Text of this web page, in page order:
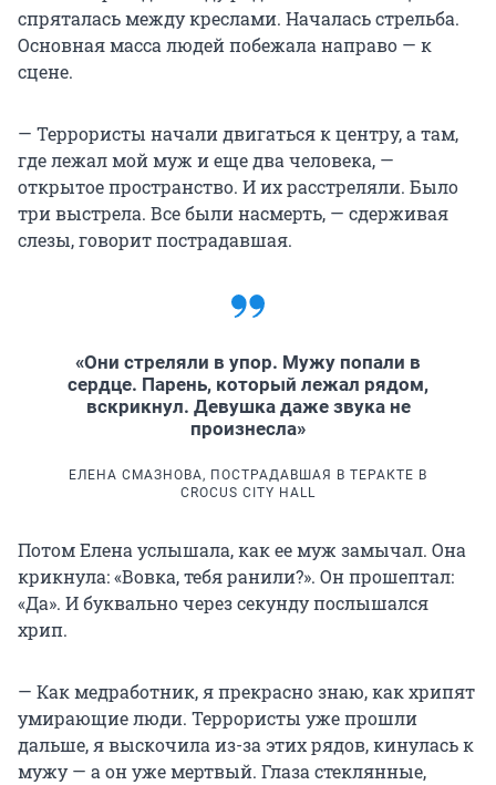
спряталась между креслами. Началась стрельба.
Основная масса людей побежала направо — к
сцене.
— Террористы начали двигаться к центру, а там,
где лежал мой муж и еще два человека, —
открытое пространство. И их расстреляли. Было
три выстрела. Все были насмерть, — сдерживая
слезы, говорит пострадавшая.
«Они стреляли в упор. Мужу попали в
сердце. Парень, который лежал рядом,
вскрикнул. Девушка даже звука не
произнесла»
ЕЛЕНА СМАЗНОВА, ПОСТРАДАВШАЯ В ТЕРАКТЕ В
CROCUS CITY HALL
Потом Елена услышала, как ее муж замычал. Она
крикнула: «Вовка, тебя ранили?». Он прошептал:
«Да». И буквально через секунду послышался
хрип.
— Как медработник, я прекрасно знаю, как хрипят
умирающие люди. Террористы уже прошли
дальше, я выскочила из-за этих рядов, кинулась к
мужу — а он уже мертвый. Глаза стеклянные,